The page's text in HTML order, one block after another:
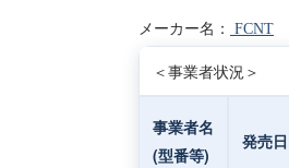
メーカー名： FCNT
＜事業者状況＞
事業者名
(型番等)
発売日